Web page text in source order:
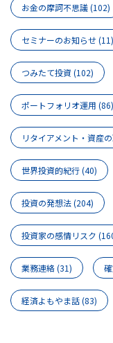
お金の摩訶不思議(102)
セミナーのお知らせ(11)
つみたて投資(102)
ポートフォリオ運用 (86)
リタイアメント・資産
世界投資的紀行(40)
投資の発想法(204)
投資家の感情リスク
業務連絡(31)
経済よもやま話(83)